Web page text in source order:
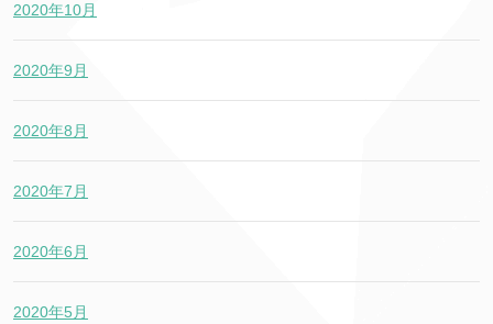
2020年10月
2020年9月
2020年8月
2020年7月
2020年6月
2020年5月